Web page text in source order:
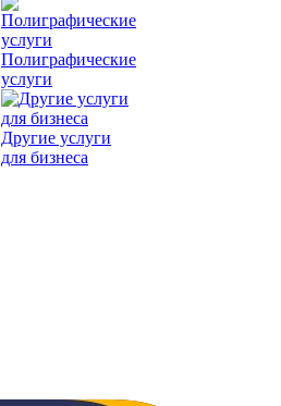
Полиграфические
услуги
Другие услуги
для бизнеса